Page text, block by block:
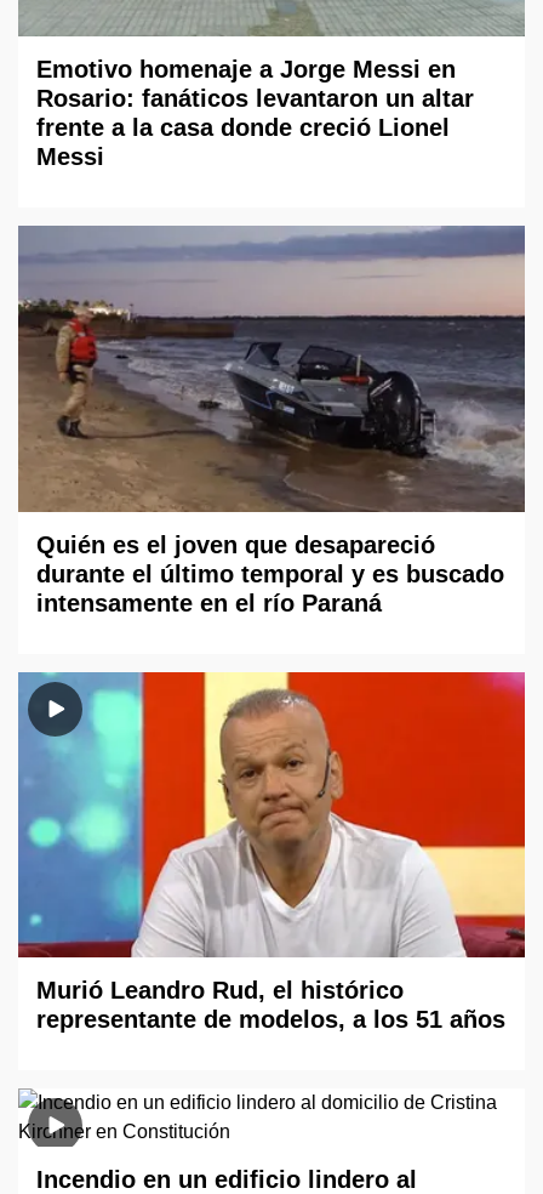
Emotivo homenaje a Jorge Messi en
Rosario: fanáticos levantaron un altar
frente a la casa donde creció Lionel
Messi
Quién es el joven que desapareció
durante el último temporal y es buscado
intensamente en el río Paraná
Murió Leandro Rud, el histórico
representante de modelos, a los 51 años
Incendio en un edificio lindero al